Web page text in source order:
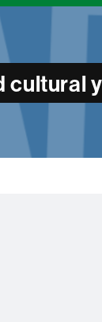
cultural